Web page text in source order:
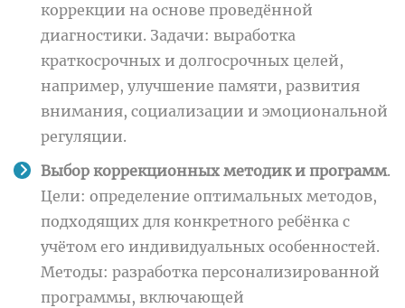
коррекции на основе проведённой
диагностики. Задачи: выработка
краткосрочных и долгосрочных целей,
например, улучшение памяти, развития
внимания, социализации и эмоциональной
регуляции.
Выбор коррекционных методик и программ.
Цели: определение оптимальных методов,
подходящих для конкретного ребёнка с
учётом его индивидуальных особенностей.
Методы: разработка персонализированной
программы, включающей